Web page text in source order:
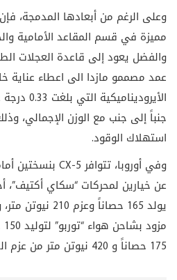
وعلى الرغم من أبعادها المدمجة، فإن
مميزة في قسم المقاعد الأمامية
عمد مصممو مازدا الى اعطاء عناية
جنباً إلى جنب مع الوزن الإجمالي،
استهلاك الوقود.
وفي أوروبا، تتوافرCX-5 بنسختين
عن خيارين لمحركات “سكاي أكتيف”،
175 حصاناً و 420 نيوتن متر من عزم الدوران.